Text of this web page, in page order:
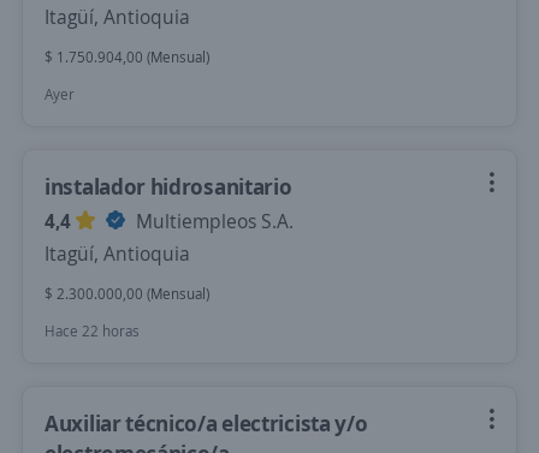
Itagüí, Antioquia
$ 1.750.904,00 (Mensual)
Ayer
instalador hidrosanitario
4,4
Multiempleos S.A.
Itagüí, Antioquia
$ 2.300.000,00 (Mensual)
Hace 22 horas
Auxiliar técnico/a electricista y/o